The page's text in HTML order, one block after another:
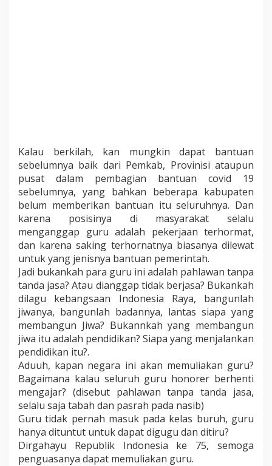
Kalau berkilah, kan mungkin dapat bantuan
sebelumnya baik dari Pemkab, Provinisi ataupun
pusat dalam pembagian bantuan covid 19
sebelumnya, yang bahkan beberapa kabupaten
belum memberikan bantuan itu seluruhnya. Dan
karena posisinya di masyarakat selalu
menganggap guru adalah pekerjaan terhormat,
dan karena saking terhornatnya biasanya dilewat
untuk yang jenisnya bantuan pemerintah.
Jadi bukankah para guru ini adalah pahlawan tanpa
tanda jasa? Atau dianggap tidak berjasa? Bukankah
dilagu kebangsaan Indonesia Raya, bangunlah
jiwanya, bangunlah badannya, lantas siapa yang
membangun Jiwa? Bukannkah yang membangun
jiwa itu adalah pendidikan? Siapa yang menjalankan
pendidikan itu?.
Aduuh, kapan negara ini akan memuliakan guru?
Bagaimana kalau seluruh guru honorer berhenti
mengajar? (disebut pahlawan tanpa tanda jasa,
selalu saja tabah dan pasrah pada nasib)
Guru tidak pernah masuk pada kelas buruh, guru
hanya dituntut untuk dapat digugu dan ditiru?
Dirgahayu Republik Indonesia ke 75, semoga
penguasanya dapat memuliakan guru.